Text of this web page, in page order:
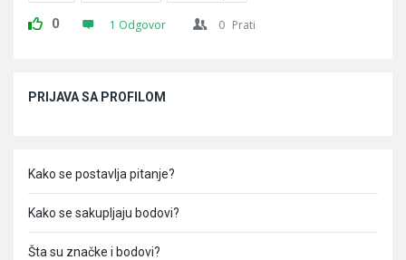
0 1 Odgovor 0 Prati
PRIJAVA SA PROFILOM
Kako se postavlja pitanje?
Kako se sakupljaju bodovi?
Šta su značke i bodovi?